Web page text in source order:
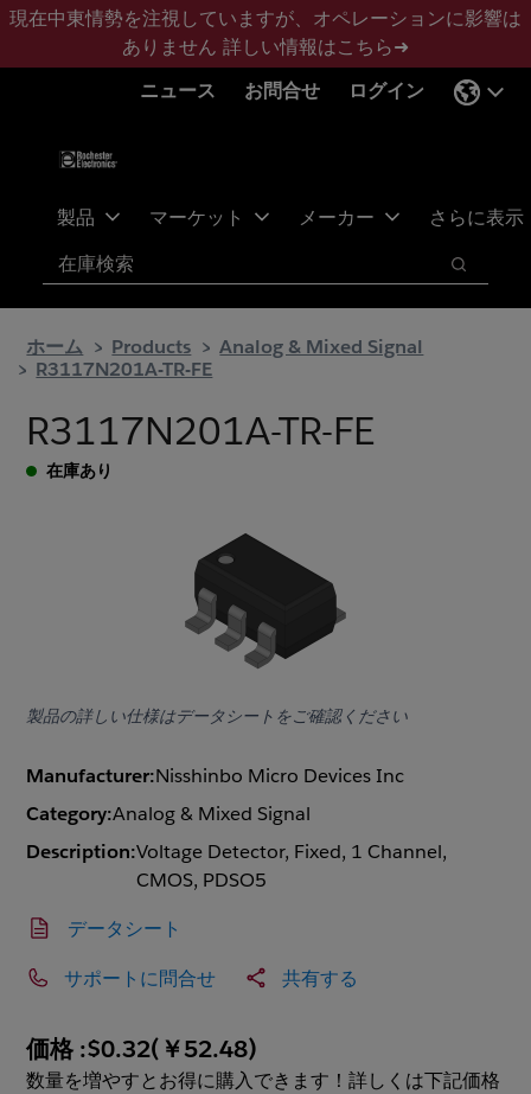
メ
ン
フ
タ
現在中東情勢を注視していますが、オペレーションに影響は
ありません 詳しい情報はこちら➜
ニュース
お問合せ ログイン
製品 マーケット メーカー さらに表示
検索
検索
ホーム Products
Analog & Mixed Signal
R3117N201A-TR-FE
R3117N201A-TR-FE
在庫あり
製品の詳しい仕様はデータシートをご確認ください
Manufacturer:Nisshinbo Micro Devices Inc
Category:Analog & Mixed Signal
Description:Voltage Detector, Fixed, 1 Channel,
CMOS, PDSO5
データシート
サポートに問合せ 共有する
価格 :$0.32(￥52.48)
数量を増やすとお得に購入できます！詳しくは下記価格